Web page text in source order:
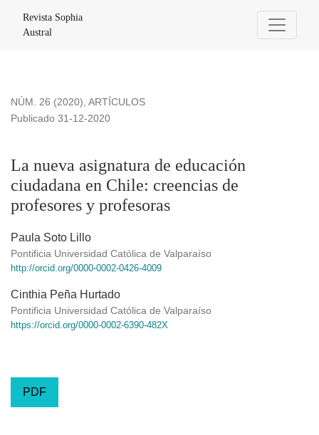
Revista Sophia
Austral
NÚM. 26 (2020), ARTÍCULOS
La nueva asignatura de educación
ciudadana en Chile: creencias de
profesores y profesoras
Publicado 31-12-2020
Paula Soto Lillo
Pontificia Universidad Católica de Valparaíso
http://orcid.org/0000-0002-0426-4009
Cinthia Peña Hurtado
Pontificia Universidad Católica de Valparaíso
https://orcid.org/0000-0002-6390-482X
PDF